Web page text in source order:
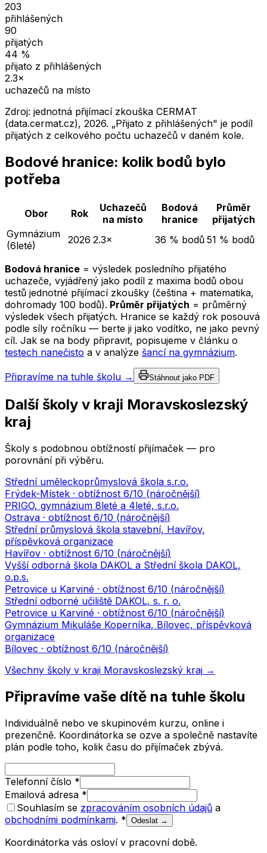
203
přihlášených
90
přijatých
44 %
přijato z přihlášených
2.3×
uchazečů na místo
Zdroj: jednotná přijímací zkouška CERMAT
(data.cermat.cz), 2026. „Přijato z přihlášených" je podíl
přijatých z celkového počtu uchazečů v daném kole.
Bodové hranice: kolik bodů bylo
potřeba
Obor Rok
Uchazečů
na místo
Bodová
hranice
Průměr
přijatých
Gymnázium
(6leté)
2026 2.3× 36 % bodů 51 % bodů
Bodová hranice = výsledek posledního přijatého
uchazeče, vyjádřený jako podíl z maxima bodů obou
testů jednotné přijímací zkoušky (čeština + matematika,
dohromady 100 bodů). Průměr přijatých = průměrný
výsledek všech přijatých. Hranice se každý rok posouvá
podle síly ročníku — berte ji jako vodítko, ne jako pevný
cíl. Jak se na body připravit, popisujeme v článku o
testech nanečisto a v analýze šancí na gymnázium.
Připravíme na tuhle školu → Stáhnout jako PDF
Další školy v kraji Moravskoslezský
kraj
Školy s podobnou obtížností přijímaček — pro
porovnání při výběru.
Střední uměleckoprůmyslová škola s.r.o.
Frýdek-Místek · obtížnost 6/10 (náročnější)
PRIGO, gymnázium 8leté a 4leté, s.r.o.
Ostrava · obtížnost 6/10 (náročnější)
Střední průmyslová škola stavební, Havířov,
příspěvková organizace
Havířov · obtížnost 6/10 (náročnější)
Vyšší odborná škola DAKOL a Střední škola DAKOL,
o.p.s.
Petrovice u Karviné · obtížnost 6/10 (náročnější)
Střední odborné učiliště DAKOL, s. r. o.
Petrovice u Karviné · obtížnost 6/10 (náročnější)
Gymnázium Mikuláše Koperníka, Bílovec, příspěvková
organizace
Bílovec · obtížnost 6/10 (náročnější)
Všechny školy v kraji Moravskoslezský kraj →
Připravíme vaše dítě na tuhle školu
Individuálně nebo ve skupinovém kurzu, online i
prezenčně. Koordinátorka se ozve a společně nastavíte
plán podle toho, kolik času do přijímaček zbývá.
Telefonní číslo *
Emailová adresa *
Souhlasím se zpracováním osobních údajů a
obchodními podmínkami. * Odeslat →
Koordinátorka vás osloví v pracovní době.